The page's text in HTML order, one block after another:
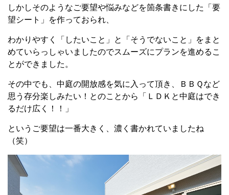
しかしそのようなご要望や悩みなどを箇条書きにした「要
望シート」を作っておられ、
わかりやすく「したいこと」と「そうでないこと」をまと
めていらっしゃいましたのでスムーズにプランを進めるこ
とができました。
その中でも、中庭の開放感を気に入って頂き、ＢＢＱなど
思う存分楽しみたい！とのことから「ＬＤＫと中庭はでき
るだけ広く！！」
というご要望は一番大きく、濃く書かれていましたね
（笑）